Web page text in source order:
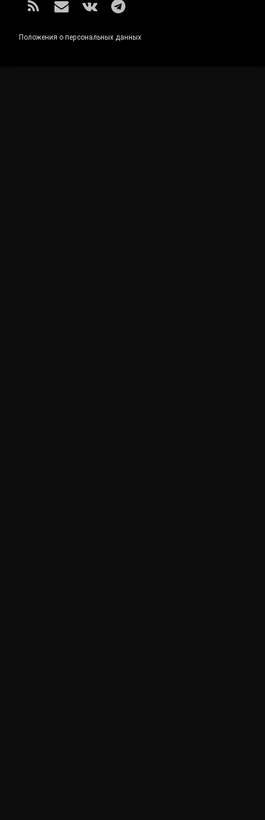
RSS E-mailВКонтакте
Telegram
Положения о персональных данных